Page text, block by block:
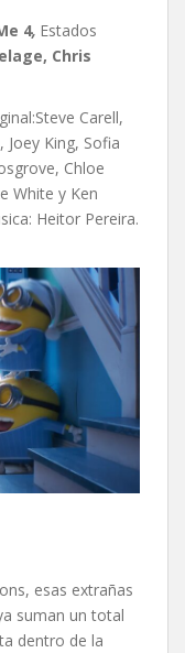
4, Estados
Chris
Carell,
Joey King, Sofia
Chloe
White y Ken
Heitor Pereira.
esas extrañas
suman un total
dentro de la